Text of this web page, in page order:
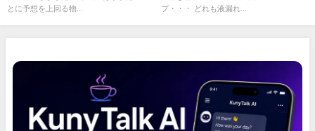
とに予想を上回る物...
プ・・・ どれも液漏れ...